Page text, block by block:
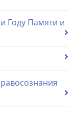
Году Памяти и